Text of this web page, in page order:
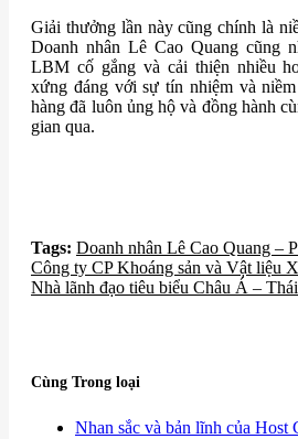
Giải thưởng lần này cũng chính là
Doanh nhân Lê Cao Quang cũng
LBM cố gắng và cải thiện nhiều
xứng đáng với sự tín nhiệm và
hàng đã luôn ủng hộ và đồng hành
gian qua.
Tags: Doanh nhân Lê Cao Quang –
Công ty CP Khoáng sản và Vật liệu
Nhà lãnh đạo tiêu biểu Châu Á –
Cùng Trong loại
​Nhan sắc và bản lĩnh của